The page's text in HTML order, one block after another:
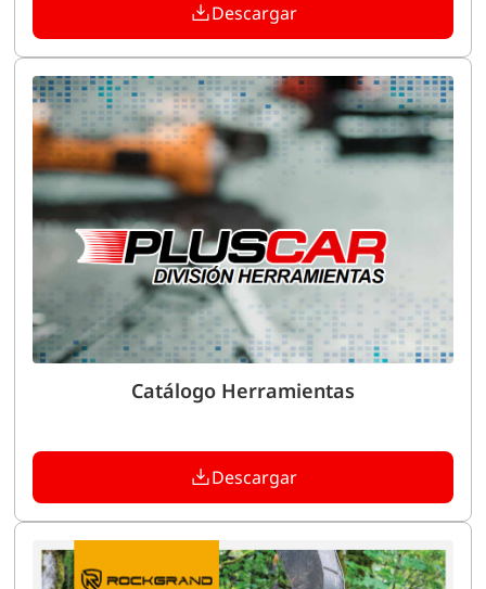
Descargar
Catálogo Herramientas
Descargar